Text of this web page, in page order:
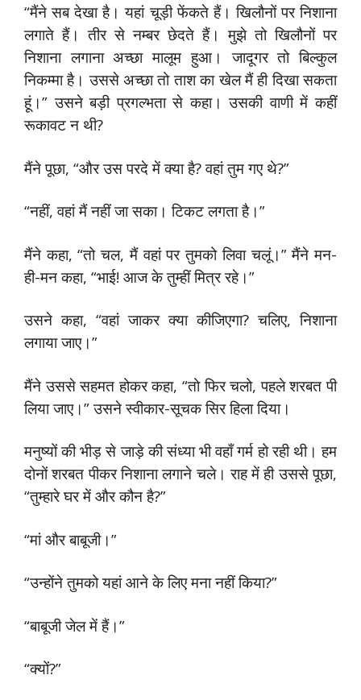
“मैंने सब देखा है। यहां चूड़ी फेंकते हैं। खिलौनों पर निशाना
लगाते हैं। तीर से नम्बर छेदते हैं। मुझे तो खिलौनों पर
निशाना लगाना अच्छा मालूम हुआ। जादूगर तो बिल्कुल
निकम्मा है। उससे अच्छा तो ताश का खेल मैं ही दिखा सकता
हूं।” उसने बड़ी प्रगल्भता से कहा। उसकी वाणी में कहीं
रूकावट न थी?
मैंने पूछा, “और उस परदे में क्या है? वहां तुम गए थे?”
“नहीं, वहां मैं नहीं जा सका। टिकट लगता है।”
मैंने कहा, “तो चल, मैं वहां पर तुमको लिवा चलूं।” मैंने मन-
ही-मन कहा, “भाई! आज के तुम्हीं मित्र रहे।”
उसने कहा, “वहां जाकर क्या कीजिएगा? चलिए, निशाना
लगाया जाए।”
मैंने उससे सहमत होकर कहा, “तो फिर चलो, पहले शरबत पी
लिया जाए।” उसने स्वीकार-सूचक सिर हिला दिया।
मनुष्यों की भीड़ से जाड़े की संध्या भी वहाँ गर्म हो रही थी। हम
दोनों शरबत पीकर निशाना लगाने चले। राह में ही उससे पूछा,
“तुम्हारे घर में और कौन है?”
“मां और बाबूजी।”
“उन्होंने तुमको यहां आने के लिए मना नहीं किया?”
“बाबूजी जेल में हैं।”
“क्यों?”